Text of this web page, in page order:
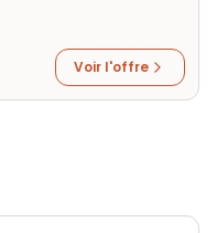
Voir l'offre